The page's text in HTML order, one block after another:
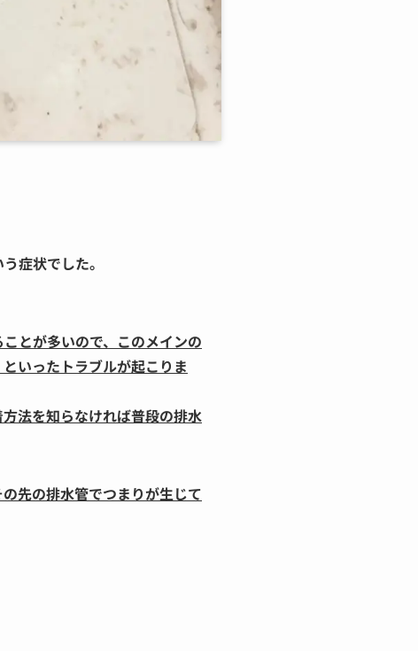
症状でした。
とが多いので、このメインの
いったトラブルが起こりま
法を知らなければ普段の排水
先の排水管でつまりが生じて